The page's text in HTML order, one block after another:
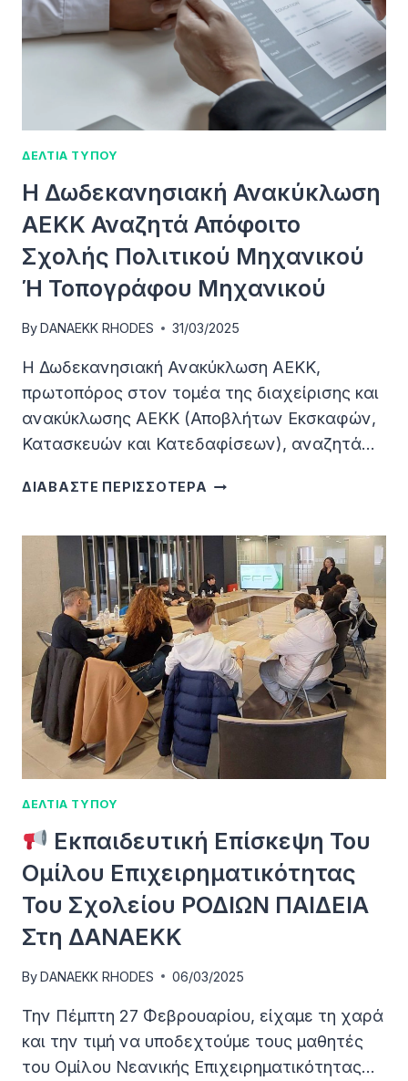
ΔΕΛΤΙΑ ΤΥΠΟΥ
Η Δωδεκανησιακή Ανακύκλωση
ΑΕΚΚ Αναζητά Απόφοιτο
Σχολής Πολιτικού Μηχανικού
Ή Τοπογράφου Μηχανικού
ByDANAEKK RHODES 31/03/2025
Η Δωδεκανησιακή Ανακύκλωση ΑΕΚΚ,
πρωτοπόρος στον τομέα της διαχείρισης και
ανακύκλωσης ΑΕΚΚ (Αποβλήτων Εκσκαφών,
Κατασκευών και Κατεδαφίσεων), αναζητά…
ΔΙΑΒΑΣΤΕ ΠΕΡΙΣΣΟΤΕΡΑ Η
ΑΕΚΚ
ΑΝΑΖΗΤΆ
ΑΠΌΦΟΙΤΟ
ΣΧΟΛΉΣ
ΠΟΛΙΤΙΚΟΎ
ΜΗΧΑΝΙΚΟΎ
Ή
ΤΟΠΟΓΡΆΦΟΥ
ΜΗΧΑΝΙΚΟΎ
ΔΕΛΤΙΑ ΤΥΠΟΥ
Εκπαιδευτική Επίσκεψη Του
Ομίλου Επιχειρηματικότητας
Του Σχολείου ΡΟΔΙΩΝ ΠΑΙΔΕΙΑ
Στη ΔΑΝΑΕΚΚ
ByDANAEKK RHODES 06/03/2025
Την Πέμπτη 27 Φεβρουαρίου, είχαμε τη χαρά
και την τιμή να υποδεχτούμε τους μαθητές
του Ομίλου Νεανικής Επιχειρηματικότητας…